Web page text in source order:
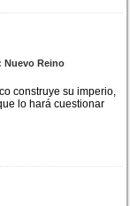
Nuevo Reino
construye su imperio,
lo hará cuestionar